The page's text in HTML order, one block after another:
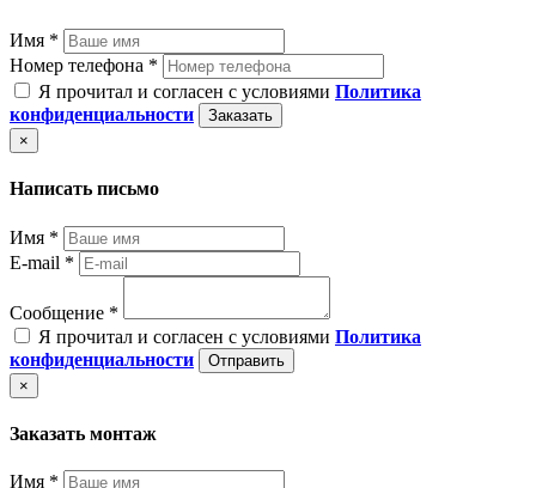
Имя *
Номер телефона *
Я прочитал и согласен с условиями Политика
конфиденциальности
Заказать
×
Написать письмо
Имя *
E-mail *
Сообщение *
Я прочитал и согласен с условиями Политика
конфиденциальности
Отправить
×
Заказать монтаж
Имя *